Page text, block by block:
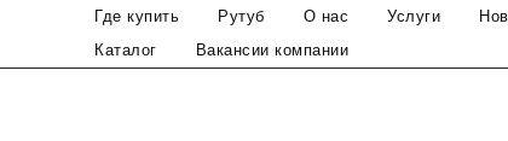
Где купить Рутуб О нас Услуги
Каталог
Вакансии компании